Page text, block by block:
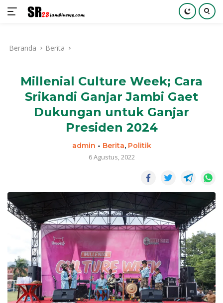
kontenBeranda Berita
Millenial Culture Week; Cara
Srikandi Ganjar Jambi Gaet
Dukungan untuk Ganjar
Presiden 2024
admin - Berita, Politik
6 Agustus, 2022